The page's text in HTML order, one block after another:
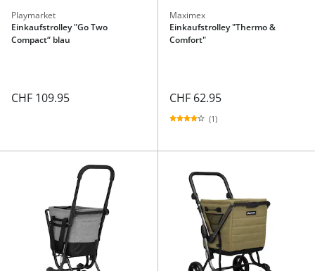
Playmarket
Einkaufstrolley "Go Two
Compact“ blau
CHF 109.95
Maximex
Einkaufstrolley "Thermo &
Comfort"
CHF 62.95
(1)